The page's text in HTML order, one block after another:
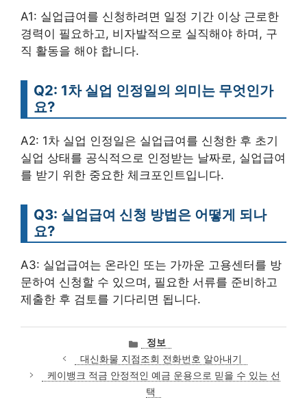
A1: 실업급여를 신청하려면 일정 기간 이상 근로한
경력이 필요하고, 비자발적으로 실직해야 하며, 구
직 활동을 해야 합니다.
Q2: 1차 실업 인정일의 의미는 무엇인가
요?
A2: 1차 실업 인정일은 실업급여를 신청한 후 초기
실업 상태를 공식적으로 인정받는 날짜로, 실업급여
를 받기 위한 중요한 체크포인트입니다.
Q3: 실업급여 신청 방법은 어떻게 되나
요?
A3: 실업급여는 온라인 또는 가까운 고용센터를 방
문하여 신청할 수 있으며, 필요한 서류를 준비하고
제출한 후 검토를 기다리면 됩니다.
카
테
고
리
정보
대신화물 지점조회 전화번호 알아내기
케이뱅크 적금 안정적인 예금 운용으로 믿을 수 있는 선
택